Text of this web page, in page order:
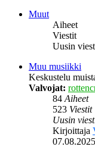
Muut
Aiheet
Viestit
Uusin
Muu musiikki
Keskustelu
Valvojat:
84Aiheet
523 Viestit
Uusin
Kirjoittaja